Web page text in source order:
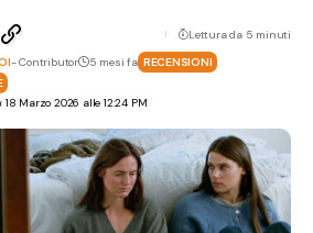
Marzo 2026 alle 12:24 PM
- Contributor 5 mesi fa RECENSIONI
Lettura da 5 minuti